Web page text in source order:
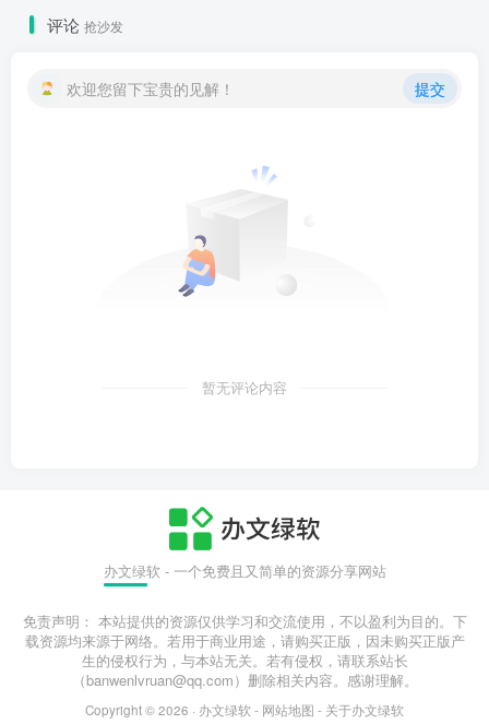
评论 抢沙发
欢迎您留下宝贵的见解！ 提交
暂无评论内容
办文绿软 - 一个免费且又简单的资源分享网站
免责声明： 本站提供的资源仅供学习和交流使用，不以盈利为目的。下
载资源均来源于网络。若用于商业用途，请购买正版，因未购买正版产
生的侵权行为，与本站无关。若有侵权，请联系站长
（banwenlvruan@qq.com）删除相关内容。感谢理解。
Copyright © 2026 · 办文绿软 - 网站地图 - 关于办文绿软